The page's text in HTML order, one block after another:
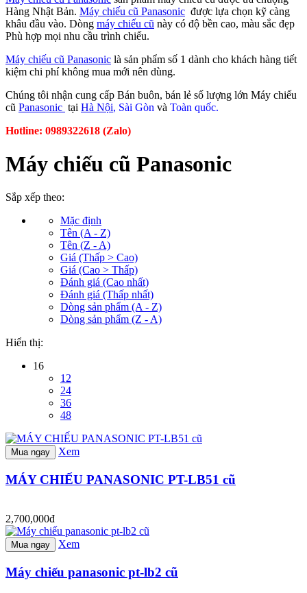
Hàng Nhật Bản. Máy chiếu cũ Panasonic được lựa chọn kỹ càng
khâu đầu vào. Dòng máy chiếu cũ này có độ bền cao, màu sắc đẹp
Phù hợp mọi nhu cầu trình chiếu.
Máy chiếu cũ Panasonic là sản phẩm số 1 dành cho khách hàng tiết
kiệm chi phí không mua mới nên dùng.
Chúng tôi nhận cung cấp Bán buôn, bán lẻ số lượng lớn Máy chiếu
cũ Panasonic tại Hà Nội, Sài Gòn và Toàn quốc.
Hotline: 0989322618 (Zalo)
Máy chiếu cũ Panasonic
Sắp xếp theo:
Mặc định
Tên (A - Z)
Tên (Z - A)
Giá (Thấp > Cao)
Giá (Cao > Thấp)
Đánh giá (Cao nhất)
Đánh giá (Thấp nhất)
Dòng sản phẩm (A - Z)
Dòng sản phẩm (Z - A)
Hiển thị:
16
12
24
36
48
Mua ngay Xem
MÁY CHIẾU PANASONIC PT-LB51 cũ
2,700,000đ
Mua ngay Xem
Máy chiếu panasonic pt-lb2 cũ